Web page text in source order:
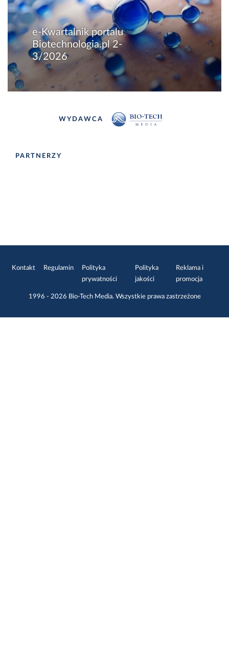
e-Kwartalnik portalu
Biotechnologia.pl 2-
3/2026
WYDAWCA
PARTNERZY
Kontakt Regulamin
Polityka
prywatności
Polityka
jakości
Reklama i
promocja
1996 - 2026 Bio-Tech Media. Wszystkie prawa zastrzeżone